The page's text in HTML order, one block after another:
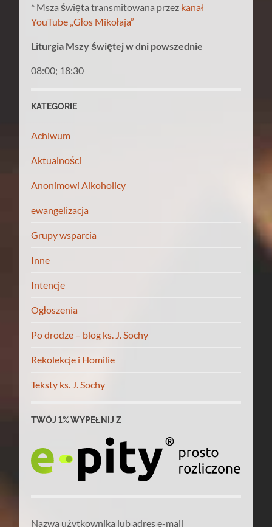
* Msza święta transmitowana przez kanał
YouTube „Głos Mikołaja”
Liturgia Mszy świętej w dni powszednie
08:00; 18:30
KATEGORIE
Achiwum
Aktualności
Anonimowi Alkoholicy
ewangelizacja
Grupy wsparcia
Inne
Intencje
Ogłoszenia
Po drodze – blog ks. J. Sochy
Rekolekcje i Homilie
Teksty ks. J. Sochy
TWÓJ 1% WYPEŁNIJ Z
Nazwa użytkownika lub adres e-mail